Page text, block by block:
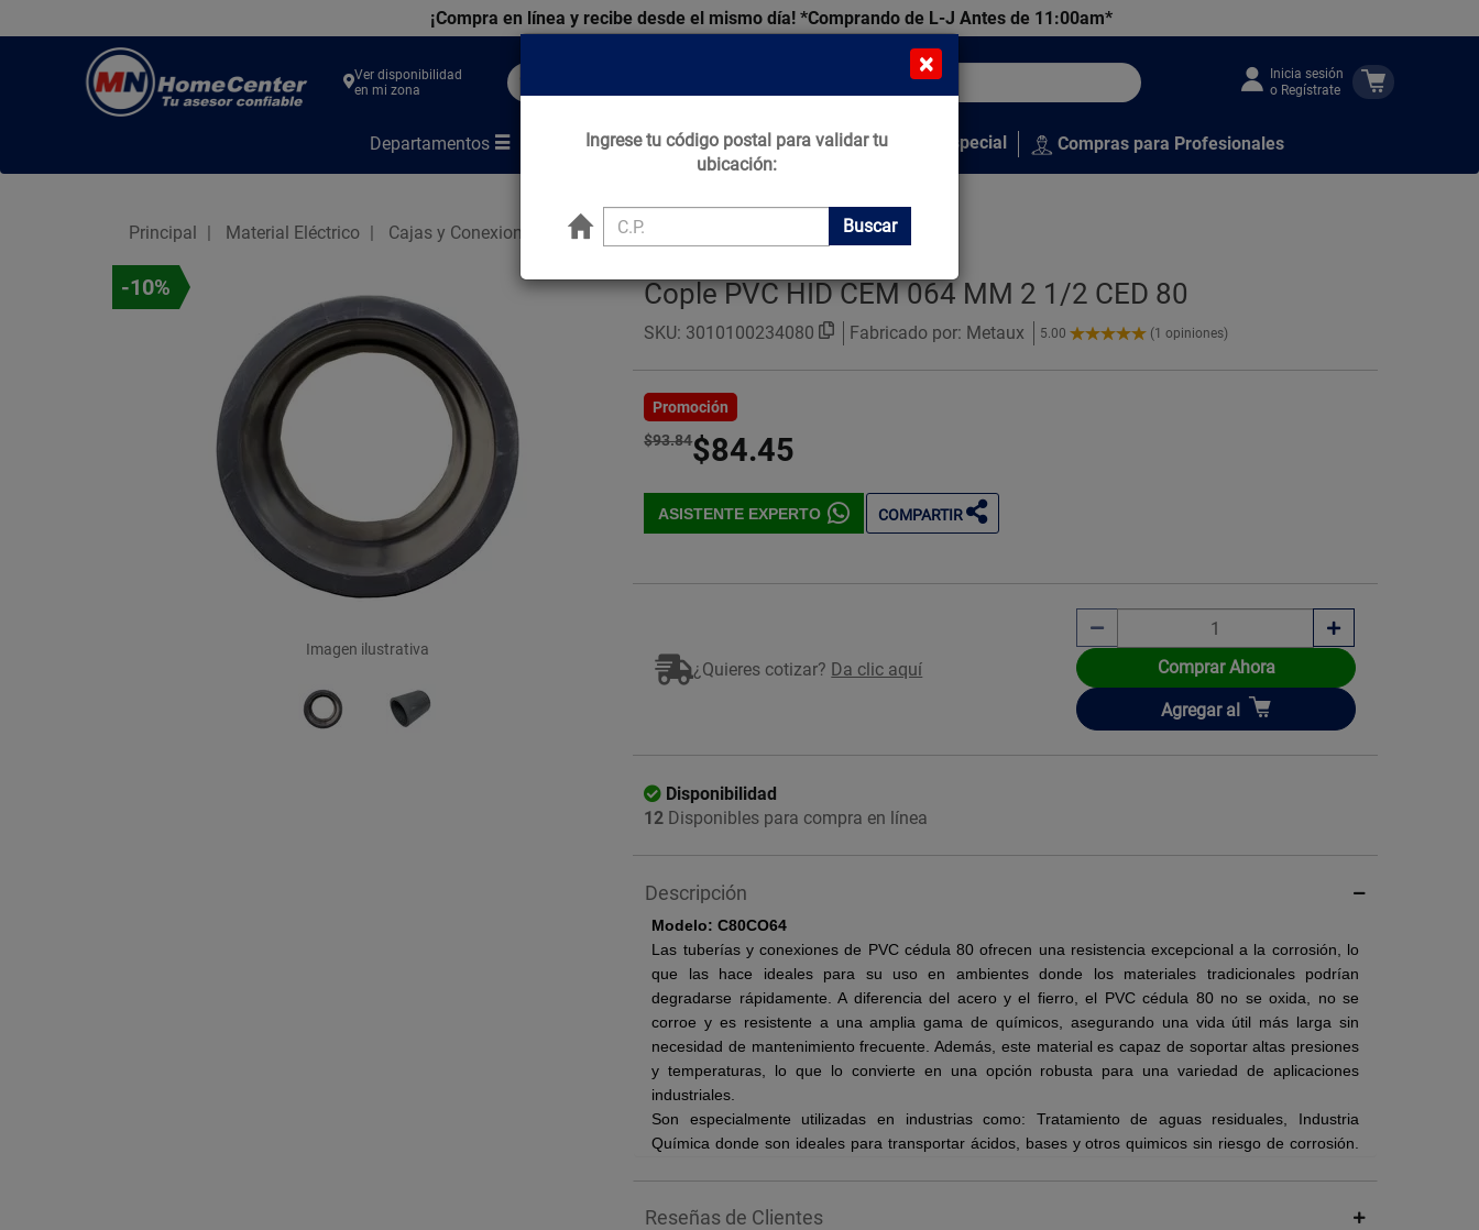
¡Compra en línea y recibe desde el mismo día! *Comprando de L-J Antes de 11:00am*
Center
Ver disponibilidad
en mi zona
Inicia sesión
o Regístrate
Departamentos Marcas Tips que Construyen Venta Especial Compras para Profesionales
Principal Material Eléctrico Cajas y Conexiones Conduit
-10%
Imagen ilustrativa
Cople PVC HID CEM 064 MM 2 1/2 CED 80
SKU: 3010100234080 Fabricado por: Metaux 5.00
5.00
(1 opiniones)
Promoción
$93.84$84.45
ASISTENTE EXPERTO COMPARTIR
¿Quieres cotizar? Da clic aquí
Comprar Ahora
Añadir
Agregar al
Disponibilidad
12 Disponibles para compra en línea
Descripción
Modelo: C80CO64
Las tuberías y conexiones de PVC cédula 80 ofrecen una resistencia excepcional a la corrosión, lo
que las hace ideales para su uso en ambientes donde los materiales tradicionales podrían
degradarse rápidamente. A diferencia del acero y el fierro, el PVC cédula 80 no se oxida, no se
corroe y es resistente a una amplia gama de químicos, asegurando una vida útil más larga sin
necesidad de mantenimiento frecuente. Además, este material es capaz de soportar altas presiones
y temperaturas, lo que lo convierte en una opción robusta para una variedad de aplicaciones
industriales.
Son especialmente utilizadas en industrias como: Tratamiento de aguas residuales, Industria
Química donde son ideales para transportar ácidos, bases y otros quimicos sin riesgo de corrosión.
Reseñas de Clientes
×
Ingrese tu código postal para validar tu
ubicación:
Buscar